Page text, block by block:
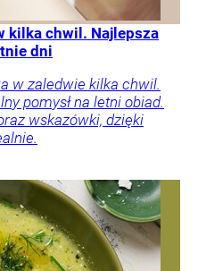
kilka chwil. Najlepsza
dni
w zaledwie kilka chwil.
pomysł na letni obiad.
wskazówki, dzięki